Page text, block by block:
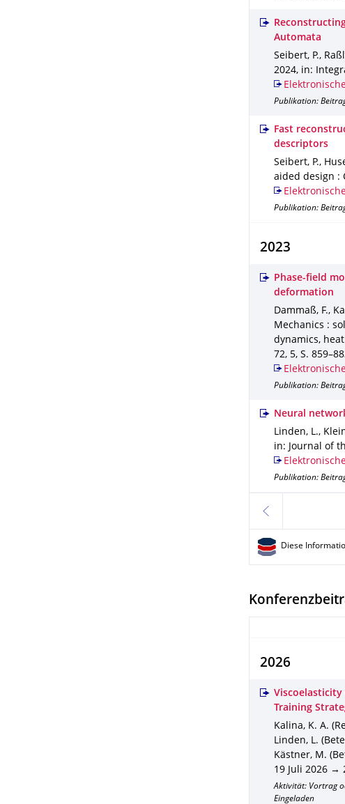
Automata
Seibert, P.,
2024, in:
Publikation:
Fast
descriptors
Seibert, P.,
aided design :
Publikation:
2023
Phase-field
deformation
Dammaß, F.,
Mechanics :
dynamics,
72, 5, S.
Publikation:
Neural
Linden, L.,
in: Journal of
Publikation:
zurück
Diese
2026
Viscoelasticity
Training
Kalina, K. A.
Linden, L.
Kästner, M.
19 Juli 2026 →
Aktivität: Vortrag
Eingeladen